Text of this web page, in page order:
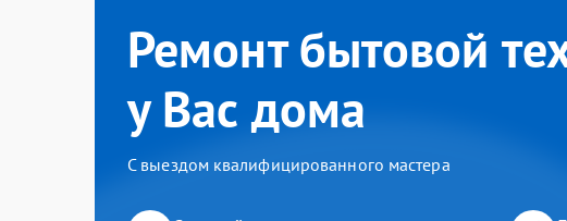
Ремонт бытовой
у Вас дома
С выездом квалифицированного мастера